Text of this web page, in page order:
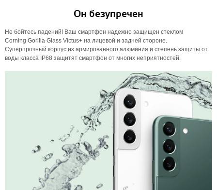
Он безупречен
Не бойтесь падений! Ваш смартфон надежно защищен стеклом
Corning Gorilla Glass Victus+ на лицевой и задней стороне.
Суперпрочный корпус из армированного алюминия и степень защиты от
воды класса IP68 защитят смартфон от многих неприятностей.